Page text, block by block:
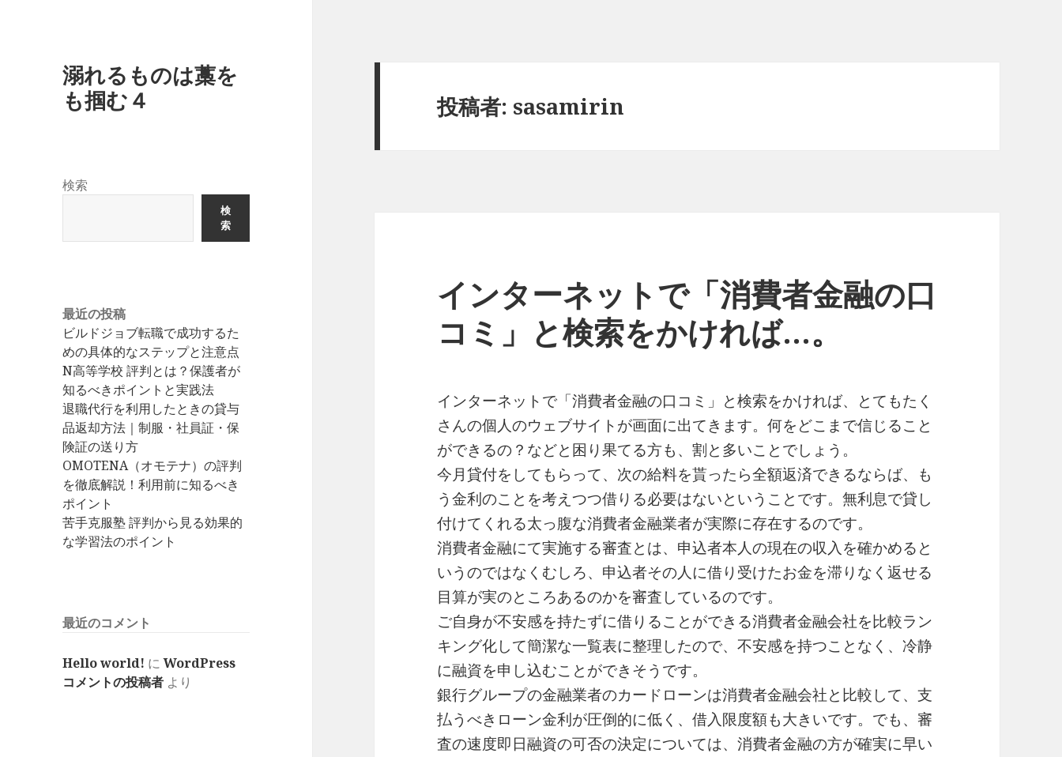
溺れるものは藁を
も掴む４
検索
検
索
最近の投稿
ビルドジョブ転職で成功するた
めの具体的なステップと注意点
N高等学校 評判とは？保護者が
知るべきポイントと実践法
退職代行を利用したときの貸与
品返却方法｜制服・社員証・保
険証の送り方
OMOTENA（オモテナ）の評判
を徹底解説！利用前に知るべき
ポイント
苦手克服塾 評判から見る効果的
な学習法のポイント
最近のコメント
Hello world! にWordPress
コメントの投稿者 より
投稿者: sasamirin
インターネットで「消費者金融の口
コミ」と検索をかければ…。
インターネットで「消費者金融の口コミ」と検索をかければ、とてもたく
さんの個人のウェブサイトが画面に出てきます。何をどこまで信じること
ができるの？などと困り果てる方も、割と多いことでしょう。
今月貸付をしてもらって、次の給料を貰ったら全額返済できるならば、も
う金利のことを考えつつ借りる必要はないということです。無利息で貸し
付けてくれる太っ腹な消費者金融業者が実際に存在するのです。
消費者金融にて実施する審査とは、申込者本人の現在の収入を確かめると
いうのではなくむしろ、申込者その人に借り受けたお金を滞りなく返せる
目算が実のところあるのかを審査しているのです。
ご自身が不安感を持たずに借りることができる消費者金融会社を比較ラン
キング化して簡潔な一覧表に整理したので、不安感を持つことなく、冷静
に融資を申し込むことができそうです。
銀行グループの金融業者のカードローンは消費者金融会社と比較して、支
払うべきローン金利が圧倒的に低く、借入限度額も大きいです。でも、審
査の速度即日融資の可否の決定については、消費者金融の方が確実に早い